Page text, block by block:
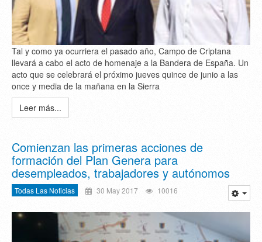
Tal y como ya ocurriera el pasado año, Campo de Criptana
llevará a cabo el acto de homenaje a la Bandera de España. Un
acto que se celebrará el próximo jueves quince de junio a las
once y media de la mañana en la Sierra
Leer más...
Comienzan las primeras acciones de
formación del Plan Genera para
desempleados, trabajadores y autónomos
Todas Las Noticias 30 May 2017 10016